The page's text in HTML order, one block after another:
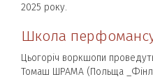
2025 року.
Школа перфомансу
Цьогоріч воркшопи
Томаш ШРАМА (Польща